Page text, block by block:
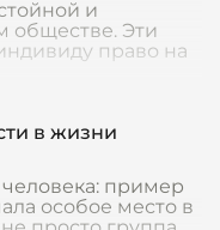
и
обществе. Эти
право на
в жизни
пример
особое место в